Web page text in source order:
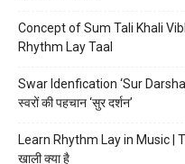
Concept of Sum Tali Khali
Rhythm Lay Taal
Swar Idenfication ‘Sur
स्वरों की पहचान ‘सुर दर्शन’
Learn Rhythm Lay in Music |
खाली क्या है